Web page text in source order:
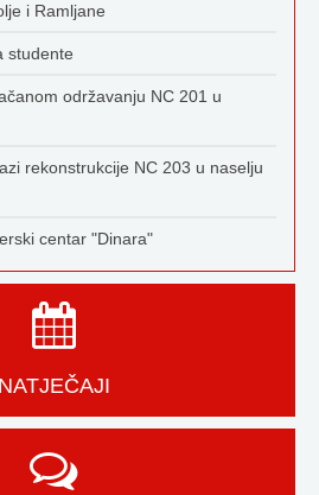
i Ramljane
studente
održavanju NC 201 u
rekonstrukcije NC 203 u naselju
centar "Dinara"
NATJEČAJI